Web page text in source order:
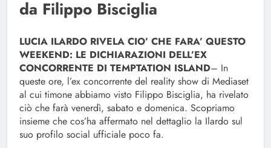
da Filippo Bisciglia
LUCIA ILARDO RIVELA CIO’ CHE FARA’ QUESTO
WEEKEND: LE DICHIARAZIONI DELL’EX
CONCORRENTE DI TEMPTATION ISLAND– In
queste ore, l’ex concorrente del reality show di Mediaset
al cui timone abbiamo visto Filippo Bisciglia, ha rivelato
ciò che farà venerdì, sabato e domenica. Scopriamo
insieme che cos’ha affermato nel dettaglio la Ilardo sul
suo profilo social ufficiale poco fa.